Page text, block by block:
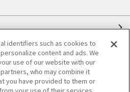
て
ご検討の方へ
identifiers such as cookies to
content and ads. We
use of our website with our
who may combine it
you have provided to them or